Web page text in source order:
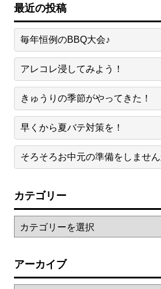
最近の投稿
毎年恒例のBBQ大会♪
アレコレ浸してみよう！
きゅうりの季節がやってきた！
早くから夏バテ対策を！
そろそろお中元の準備をしません
カテゴリー
アーカイブ